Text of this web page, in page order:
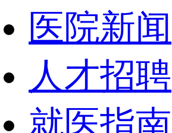
医院新闻
人才招聘
就医指南